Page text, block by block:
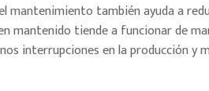
mantenimiento también ayuda a
mantenido tiende a funcionar de
interrupciones en la producción y